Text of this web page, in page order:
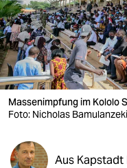
nord
wahrheit
verlag
verlag
shop
Massenimpfung im Kololo
Foto: Nicholas
Aus Kapstadt